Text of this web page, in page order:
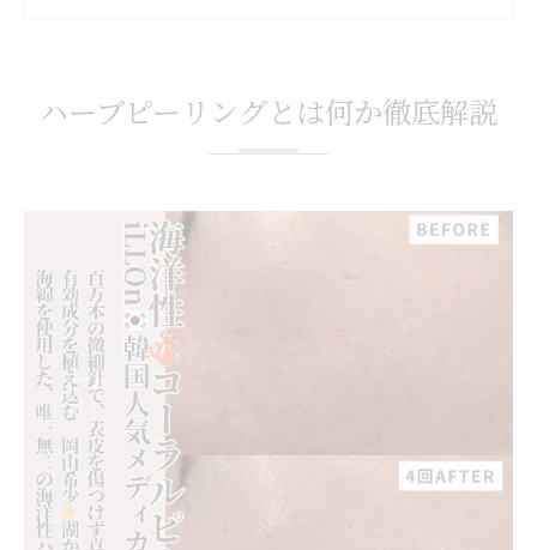
毛穴やシミケアに注目が集まる理由
肌育ニーズが高まる現代のケア事情
ハーブピーリングが注目されるポイント
岡山で選ばれる理由と最新動向
毛穴やシミケアと肌育の関係性
敏感肌に安心の剥離なし施術を比較
剥離なしハーブピーリングの毛穴・シミ対
応力
敏感肌でも安心の肌荒れ対策と肌育方法
岡山で選ぶ剥離なし施術の特徴解説
ハーブピーリングとは何か徹底解説